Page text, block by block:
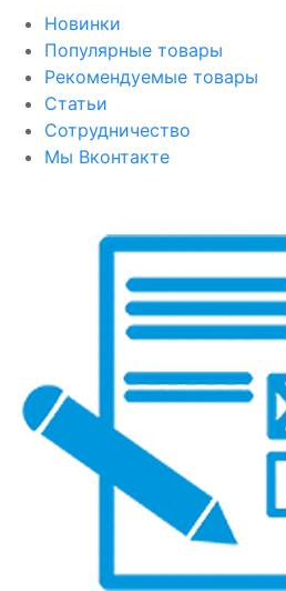
Новинки
Популярные товары
Рекомендуемые товары
Статьи
Сотрудничество
Мы Вконтакте